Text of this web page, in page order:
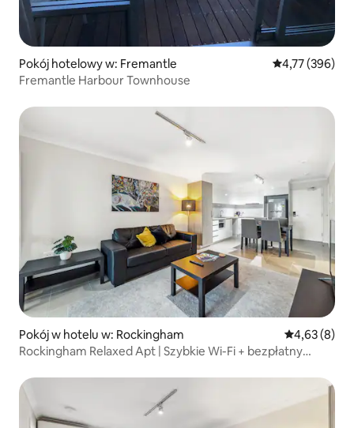
Pokój hotelowy w: Fremantle Średnia
4,77 (396)
Fremantle Harbour Townhouse
Pokój w hotelu w: Rockingham Średnia
4,63 (8)
Rockingham Relaxed Apt | Szybkie Wi-Fi + bezpłatny